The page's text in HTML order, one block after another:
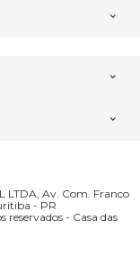
LTDA, Av. Com. Franco
- PR
- Casa das